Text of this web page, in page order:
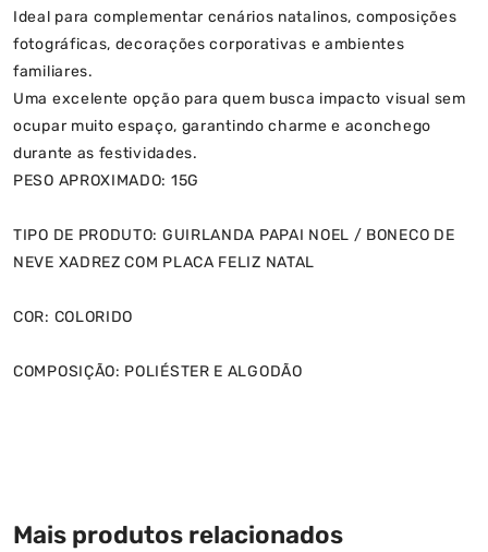
Ideal para complementar cenários natalinos, composições
fotográficas, decorações corporativas e ambientes
familiares.
Uma excelente opção para quem busca impacto visual sem
ocupar muito espaço, garantindo charme e aconchego
durante as festividades.
PESO APROXIMADO: 15G
TIPO DE PRODUTO: GUIRLANDA PAPAI NOEL / BONECO DE
NEVE XADREZ COM PLACA FELIZ NATAL
COR: COLORIDO
COMPOSIÇÃO: POLIÉSTER E ALGODÃO
Mais produtos relacionados